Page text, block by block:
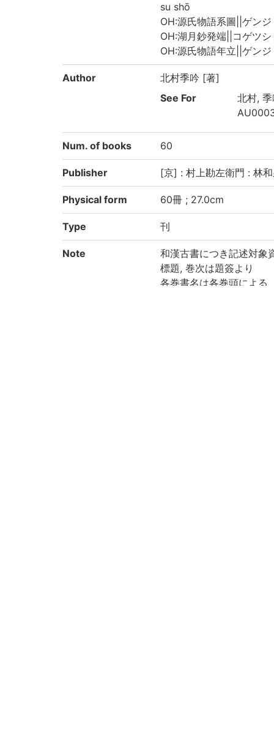
su shō
OH:源氏物語系圖||ゲン
OH:湖月鈔発端||コゲツ
OH:源氏物語年立||ゲン
Author
北村季吟 [著]
See For
北村,
Num. of books 60
Publisher [京] : 村上勘左衛門 : 林
Physical form 60冊 ; 27.0cm
Type 刊
Note
和漢古書につき記述対象
標題, 巻次は題簽より
各巻書名は各巻頭による